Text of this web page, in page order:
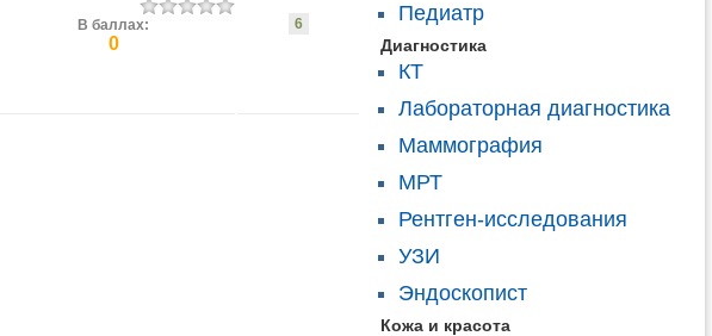
В баллах:
0
6
Педиатр
Диагностика
КТ
Лабораторная диагностика
Маммография
МРТ
Рентген-исследования
УЗИ
Эндоскопист
Кожа и красота